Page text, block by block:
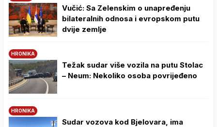
Vučić: Sa Zelenskim o unapređenju
bilateralnih odnosa i evropskom putu
dvije zemlje
HRONIKA
Težak sudar više vozila na putu Stolac
– Neum: Nekoliko osoba povrijeđeno
HRONIKA
Sudar vozova kod Bjelovara, ima